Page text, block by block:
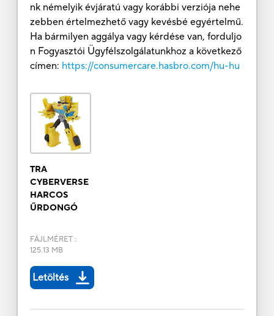
nk némelyik évjáratú vagy korábbi verziója nehe
zebben értelmezhető vagy kevésbé egyértelmű.
Ha bármilyen aggálya vagy kérdése van, forduljo
n Fogyasztói Ügyfélszolgálatunkhoz a következő
címen: https://consumercare.hasbro.com/hu-hu
TRA
CYBERVERSE
HARCOS
ŰRDONGÓ
FÁJLMÉRET:
125.13 MB
Letöltés